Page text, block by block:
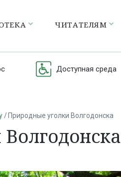
ЧИТАТЕЛЯМ
Доступная среда
Природные уголки Волгодонска